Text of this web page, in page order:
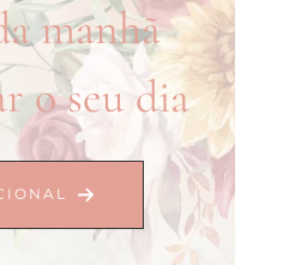
manhã
o seu dia